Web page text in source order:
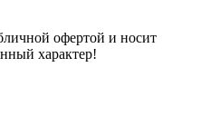
офертой и носит
характер!